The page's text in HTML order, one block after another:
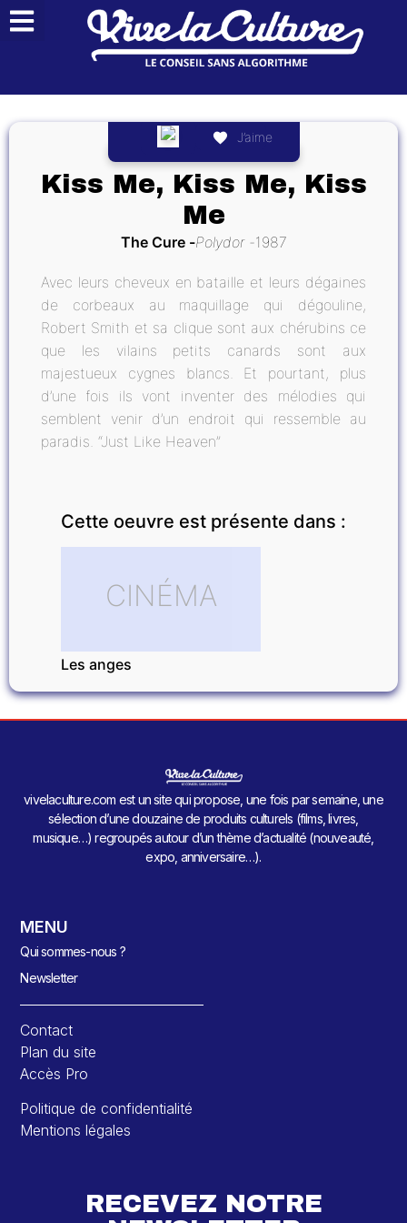
J’aime
Kiss Me, Kiss Me, Kiss
Me
The Cure Polydor 1987
Avec leurs cheveux en bataille et leurs dégaines
de corbeaux au maquillage qui dégouline,
Robert Smith et sa clique sont aux chérubins ce
que les vilains petits canards sont aux
majestueux cygnes blancs. Et pourtant, plus
d’une fois ils vont inventer des mélodies qui
semblent venir d’un endroit qui ressemble au
paradis. “Just Like Heaven”
Cette oeuvre est présente dans :
CINÉMA
Les anges
vivelaculture.com est un site qui propose, une fois par semaine, une
sélection d’une douzaine de produits culturels (films, livres,
musique…) regroupés autour d’un thème d’actualité (nouveauté,
expo, anniversaire…).
MENU
Qui sommes-nous ?
Newsletter
Contact
Plan du site
Accès Pro
Politique de confidentialité
Mentions légales
RECEVEZ NOTRE